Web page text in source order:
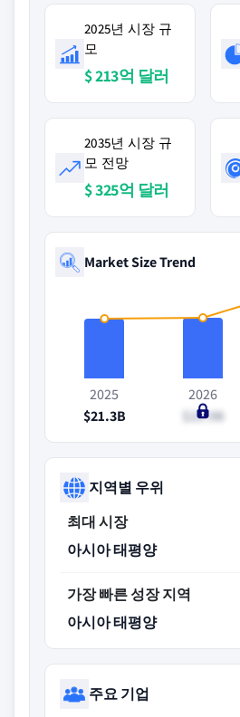
2025년 시장 규
모
$ 213억 달러
2035년 시장 규
모 전망
$ 325억 달러
Market Size Trend
2025
$21.3B
2026
$21.9B
지역별 우위
최대 시장
아시아 태평양
가장 빠른 성장 지역
아시아 태평양
주요 기업